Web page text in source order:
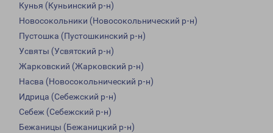
Кунья (Куньинский р-н)
Новосокольники (Новосокольнический р-н)
Пустошка (Пустошкинский р-н)
Усвяты (Усвятский р-н)
Жарковский (Жарковский р-н)
Насва (Новосокольнический р-н)
Идрица (Себежский р-н)
Себеж (Себежский р-н)
Бежаницы (Бежаницкий р-н)